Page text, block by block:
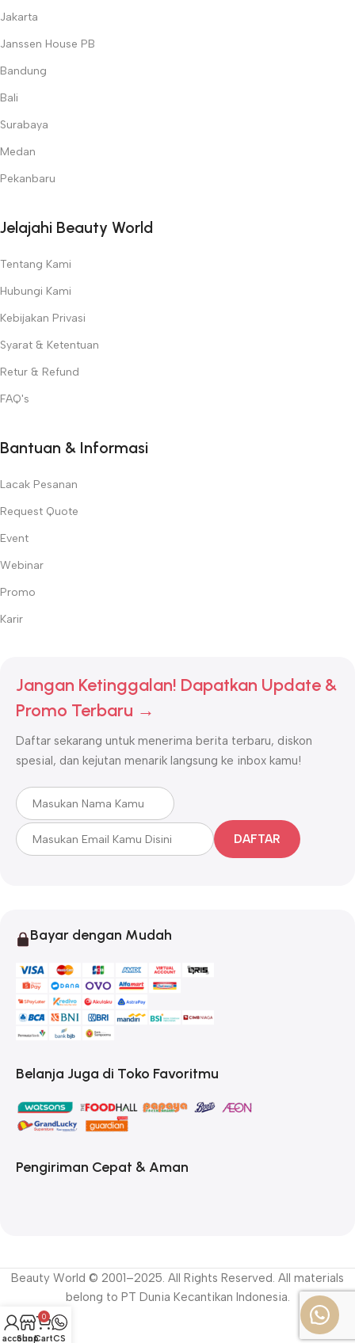
Jakarta
Janssen House PB
Bandung
Bali
Surabaya
Medan
Pekanbaru
Jelajahi Beauty World
Tentang Kami
Hubungi Kami
Kebijakan Privasi
Syarat & Ketentuan
Retur & Refund
FAQ's
Bantuan & Informasi
Lacak Pesanan
Request Quote
Event
Webinar
Promo
Karir
Jangan Ketinggalan! Dapatkan Update &
Promo Terbaru →
Daftar sekarang untuk menerima berita terbaru, diskon
spesial, dan kejutan menarik langsung ke inbox kamu!
DAFTAR
Bayar dengan Mudah
Belanja Juga di Toko Favoritmu
Pengiriman Cepat & Aman
Beauty World © 2001–2025. All Rights Reserved. All materials
belong to PT Dunia Kecantikan Indonesia.
account
Shop
0
CartCS